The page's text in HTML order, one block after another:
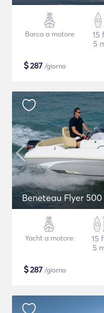
Barca a motore
15
5
$287 /giorno
Beneteau Flyer
Yacht a motore
15
5
$287 /giorno